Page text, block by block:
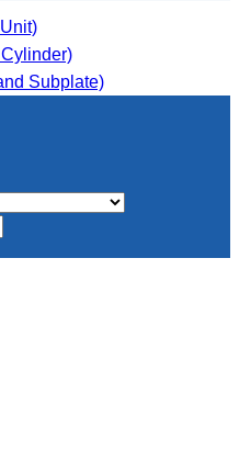
Subplate)